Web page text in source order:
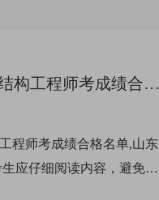
2020年山东一级结构工程师考成绩合格名单已公布
程师考成绩合格名单,山东
应仔细阅读内容，避免遗